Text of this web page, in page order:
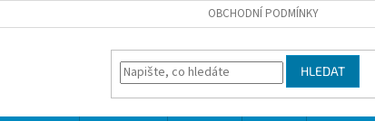
OBCHODNÍ PODMÍNKY
HLEDAT